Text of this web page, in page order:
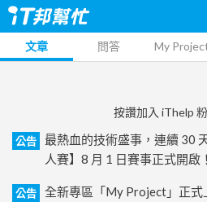
文章 問答 My
按讚加入 iThelp
公告
最熱血的技術盛事，連續 30
人賽】8 月 1 日賽事正式開啟！
公告
全新專區「My Project」正式